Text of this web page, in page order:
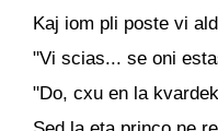
Kaj iom pli poste vi
"Vi scias... se oni
"Do, cxu en la